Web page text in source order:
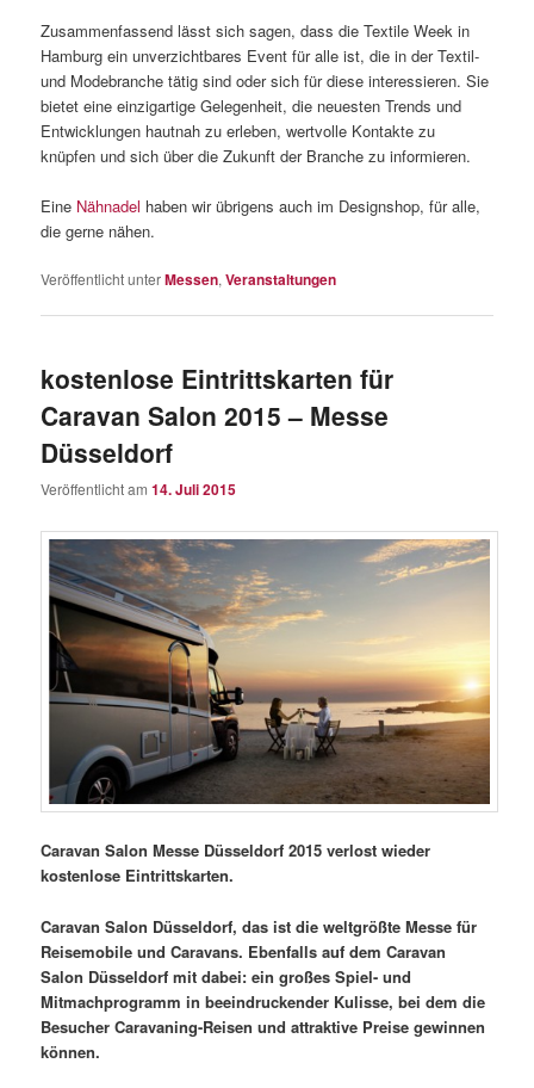
Zusammenfassend lässt sich sagen, dass die Textile Week in
Hamburg ein unverzichtbares Event für alle ist, die in der Textil-
und Modebranche tätig sind oder sich für diese interessieren. Sie
bietet eine einzigartige Gelegenheit, die neuesten Trends und
Entwicklungen hautnah zu erleben, wertvolle Kontakte zu
knüpfen und sich über die Zukunft der Branche zu informieren.
Eine Nähnadel haben wir übrigens auch im Designshop, für alle,
die gerne nähen.
Veröffentlicht unterMessen,Veranstaltungen
kostenlose Eintrittskarten für
Caravan Salon 2015 – Messe
Düsseldorf
Veröffentlicht am14. Juli 2015
Caravan Salon Messe Düsseldorf 2015 verlost wieder
kostenlose Eintrittskarten.
Caravan Salon Düsseldorf, das ist die weltgrößte Messe für
Reisemobile und Caravans. Ebenfalls auf dem Caravan
Salon Düsseldorf mit dabei: ein großes Spiel- und
Mitmachprogramm in beeindruckender Kulisse, bei dem die
Besucher Caravaning-Reisen und attraktive Preise gewinnen
können.